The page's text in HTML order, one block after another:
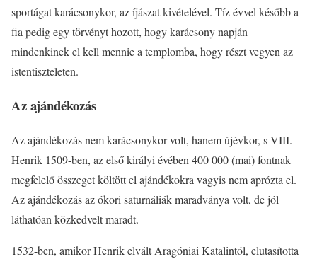
sportágat karácsonykor, az íjászat kivételével. Tíz évvel később a
fia pedig egy törvényt hozott, hogy karácsony napján
mindenkinek el kell mennie a templomba, hogy részt vegyen az
istentiszteleten.
Az ajándékozás
Az ajándékozás nem karácsonykor volt, hanem újévkor, s VIII.
Henrik 1509-ben, az első királyi évében 400 000 (mai) fontnak
megfelelő összeget költött el ajándékokra vagyis nem aprózta el.
Az ajándékozás az ókori saturnáliák maradványa volt, de jól
láthatóan közkedvelt maradt.
1532-ben, amikor Henrik elvált Aragóniai Katalintól, elutasította